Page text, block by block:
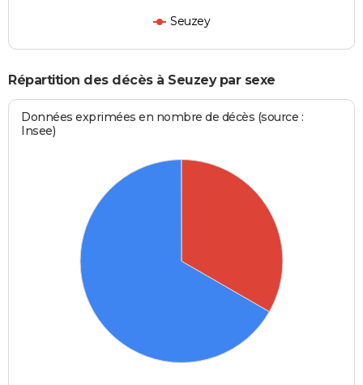
Seuzey
Répartition des décès à Seuzey par sexe
Données exprimées en nombre de décès (source :
Insee)